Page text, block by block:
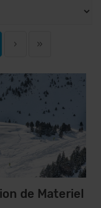
› »
de Materiel